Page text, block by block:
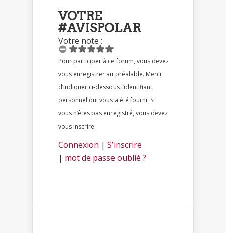
VOTRE
#AVISPOLAR
Votre note :
Pour participer à ce forum, vous devez
vous enregistrer au préalable. Merci
d’indiquer ci-dessous l’identifiant
personnel qui vous a été fourni. Si
vous n’êtes pas enregistré, vous devez
vous inscrire.
Connexion | S’inscrire
| mot de passe oublié ?